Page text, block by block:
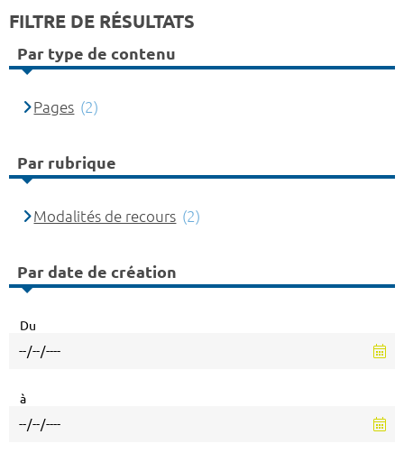
FILTRE DE RÉSULTATS
Par type de contenu
Pages (2)
Par rubrique
Modalités de recours (2)
Par date de création
Du
à